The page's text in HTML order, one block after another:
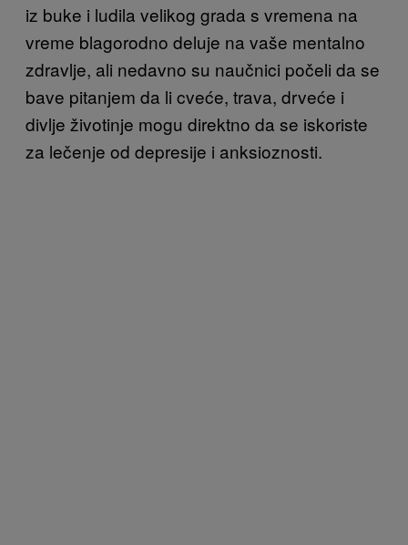
iz buke i ludila velikog grada s vremena na
vreme blagorodno deluje na vaše mentalno
zdravlje, ali nedavno su naučnici počeli da se
bave pitanjem da li cveće, trava, drveće i
divlje životinje mogu direktno da se iskoriste
za lečenje od depresije i anksioznosti.